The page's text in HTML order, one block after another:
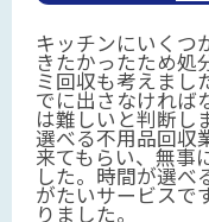
キッチンにいくつ
きたかったため処
ミ回収も考えまし
でに出さなければ
は難しいと判断し
選べる不用品回収
来てもらい、無事
した。時間が選べ
がたいサービスで
りました。